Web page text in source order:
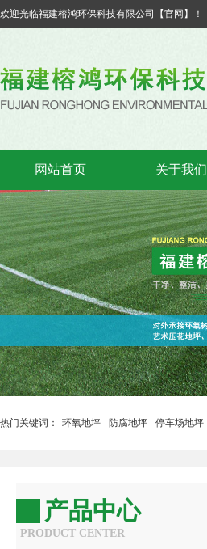
欢迎光临福建榕鸿环保科技有限公司【官网】！
网站首页 关于我们
热门关键词： 环氧地坪 防腐地坪 停车场地坪
产品中心
PRODUCT CENTER